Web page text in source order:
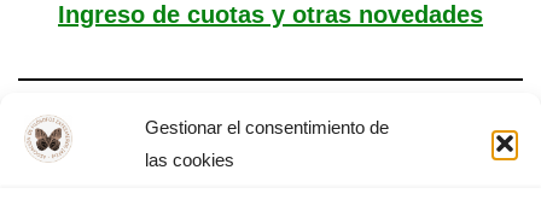
Gestionar el consentimiento de
las cookies
Ingreso de cuotas y otras novedades
Novedades. Plazo y cuotas